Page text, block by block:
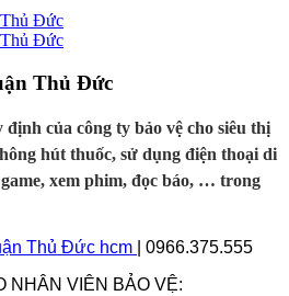
Thủ Đức
của công ty bảo vệ cho siêu thị
hút thuốc, sử dụng điện thoại di
xem phim, đọc báo, … trong
Thủ Đức hcm
| 0966.375.555
NHÂN VIÊN BẢO VỆ: